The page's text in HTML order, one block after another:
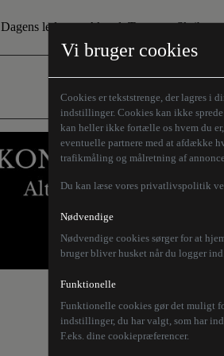
Vi bruger cookies
Cookies er tekststrenge, der lagres i
indstillinger. Cookies kan ikke
kan heller ikke fortælle os hvem du
eventuelle partnere med at afdække
trafikmåling og målretning af
Du kan læse vores privatlivspolitik
Nødvendige
Nødvendige cookies sørger for at
bruger bliver husket når du logger ind.
Funktionelle
Funktionelle cookies gør det muligt
indstillinger, du har valgt, som har
F.eks. dine cookiepræferencer.
Dagens leder Aktuelt Tema
Den borgelige brille
Humaniora forfra
Store Danskere
Z-